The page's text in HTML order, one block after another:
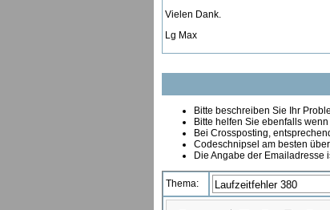
Vielen Dank.
Lg Max
Bitte beschreiben Sie Ihr
Bitte helfen Sie ebenfalls
Bei Crossposting,
Codeschnipsel am besten
Die Angabe der Emailadresse
Thema: